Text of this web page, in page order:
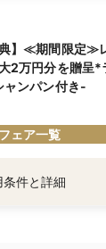
☆Amazonギフト券1
プランをご提案＆
のタイトルのフェ
典】≪期間限定≫
2万円分を贈呈*
ンパン付き-
フェア一覧
条件と詳細